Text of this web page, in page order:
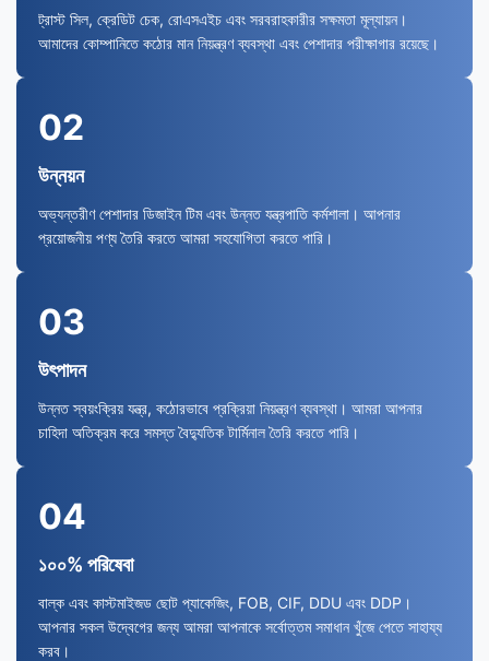
ট্রাস্ট সিল, ক্রেডিট চেক, রোএসএইচ এবং সরবরাহকারীর সক্ষমতা মূল্যায়ন।
আমাদের কোম্পানিতে কঠোর মান নিয়ন্ত্রণ ব্যবস্থা এবং পেশাদার পরীক্ষাগার রয়েছে।
02
উন্নয়ন
অভ্যন্তরীণ পেশাদার ডিজাইন টিম এবং উন্নত যন্ত্রপাতি কর্মশালা। আপনার
প্রয়োজনীয় পণ্য তৈরি করতে আমরা সহযোগিতা করতে পারি।
03
উৎপাদন
উন্নত স্বয়ংক্রিয় যন্ত্র, কঠোরভাবে প্রক্রিয়া নিয়ন্ত্রণ ব্যবস্থা। আমরা আপনার
চাহিদা অতিক্রম করে সমস্ত বৈদ্যুতিক টার্মিনাল তৈরি করতে পারি।
04
১০০% পরিষেবা
বাল্ক এবং কাস্টমাইজড ছোট প্যাকেজিং, FOB, CIF, DDU এবং DDP।
আপনার সকল উদ্বেগের জন্য আমরা আপনাকে সর্বোত্তম সমাধান খুঁজে পেতে সাহায্য
করব।